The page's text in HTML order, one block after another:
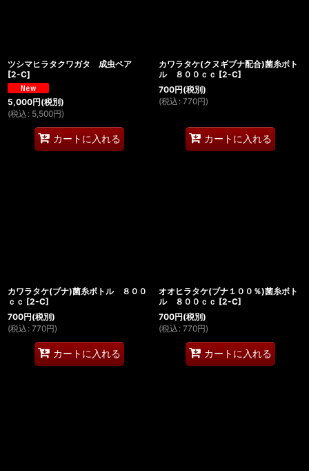
ツシマヒラタクワガタ 成虫ペア
[2-C]
5,000円(税別)
(税込 : 5,500円)
カートに入れる
カワラタケ(クヌギブナ配合)菌糸ボト
ル ８００ｃｃ [2-C]
700円(税別)
(税込 : 770円)
カートに入れる
カワラタケ(ブナ)菌糸ボトル ８００
ｃｃ [2-C]
700円(税別)
(税込 : 770円)
カートに入れる
オオヒラタケ(ブナ１００％)菌糸ボト
ル ８００ｃｃ [2-C]
700円(税別)
(税込 : 770円)
カートに入れる